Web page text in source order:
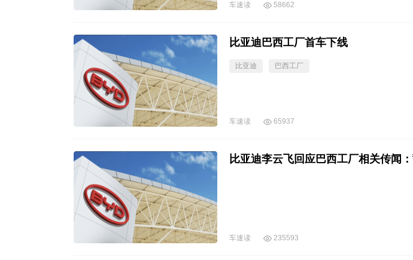
车速读 58662
比亚迪巴西工厂首车下线
比亚迪 巴西工厂
车速读 65937
比亚迪李云飞回应巴西工厂相关传闻
车速读 235593